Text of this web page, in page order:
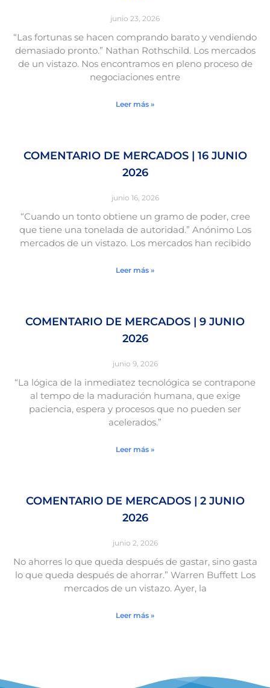
junio 23, 2026
“Las fortunas se hacen comprando barato y vendiendo
demasiado pronto.” Nathan Rothschild. Los mercados
de un vistazo. Nos encontramos en pleno proceso de
negociaciones entre
Leer más »
COMENTARIO DE MERCADOS | 16 JUNIO
2026
junio 16, 2026
“Cuando un tonto obtiene un gramo de poder, cree
que tiene una tonelada de autoridad.” Anónimo Los
mercados de un vistazo. Los mercados han recibido
Leer más »
COMENTARIO DE MERCADOS | 9 JUNIO
2026
junio 9, 2026
“La lógica de la inmediatez tecnológica se contrapone
al tempo de la maduración humana, que exige
paciencia, espera y procesos que no pueden ser
acelerados.”
Leer más »
COMENTARIO DE MERCADOS | 2 JUNIO
2026
junio 2, 2026
No ahorres lo que queda después de gastar, sino gasta
lo que queda después de ahorrar.” Warren Buffett Los
mercados de un vistazo. Ayer, la
Leer más »